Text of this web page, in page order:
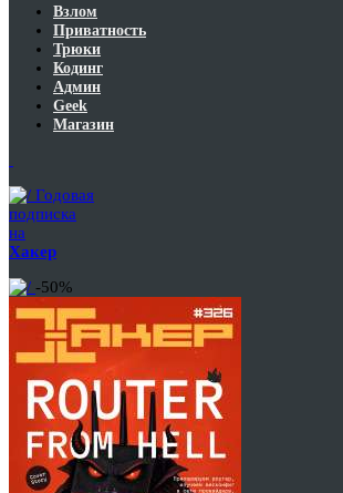
Взлом
Приватность
Трюки
Кодинг
Админ
Geek
Магазин
Годовая
подписка
на
Хакер
-50%